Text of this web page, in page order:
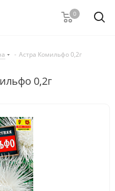
0
- Астра Комильфо 0,2г
0,2г